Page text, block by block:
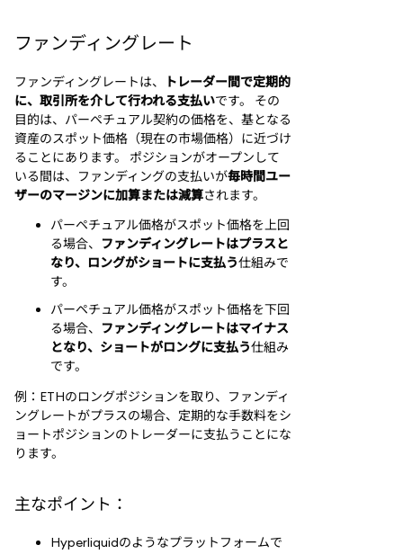
ファンディングレート
ファンディングレートは、
トレーダー間で定期的
に、取引所を介して行われる支払いです。 その
目的は、パーペチュアル契約の価格を、基となる
資産のスポット価格（現在の市場価格）に近づけ
ることにあります。 ポジションがオープンして
いる間は、ファンディングの支払いが毎時間ユー
ザーのマージンに加算または減算されます。
パーペチュアル価格がスポット価格を上回
る場合、
ファンディングレートはプラスと
なり、ロングがショートに支払う仕組みで
す。
パーペチュアル価格がスポット価格を下回
る場合、
ファンディングレートはマイナス
となり、ショートがロングに支払う仕組み
です。
例：ETHのロングポジションを取り、ファンディ
ングレートがプラスの場合、定期的な手数料をシ
ョートポジションのトレーダーに支払うことにな
ります。
主なポイント：
Hyperliquidのようなプラットフォームで